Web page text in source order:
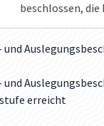
beschlossen, die
erreicht